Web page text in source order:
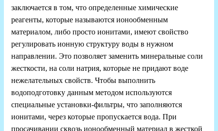
заключается в том, что определенные химические
реагенты, которые называются ионообменным
материалом, либо просто ионитами, имеют свойство
регулировать ионную структуру воды в нужном
направлении. Это позволяет заменить минеральные соли
жесткости, на соли натрия, которые не придают воде
нежелательных свойств. Чтобы выполнить
водоподготовку данным методом используются
специальные установки-фильтры, что заполняются
ионитами, через которые пропускается вода. При
просачивании сквозь ионообменный материал в жесткой